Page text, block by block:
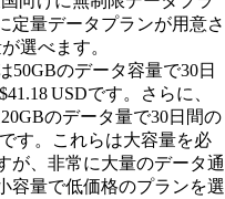
定量データプランが用意さ
選べます。
50GBのデータ容量で30日
USDです。さらに、
20GBのデータ量で30日間の
す。これらは大容量を必
が、非常に大量のデータ通
容量で低価格のプランを選